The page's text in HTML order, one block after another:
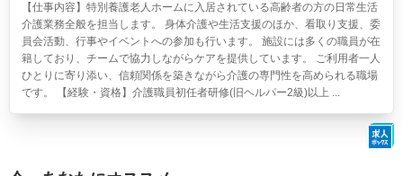
【仕事内容】特別養護老人ホームに入居されている高齢者の方の日常生活
介護業務全般を担当します。 身体介護や生活支援のほか、看取り支援、委
員会活動、行事やイベントへの参加も行います。 施設には多くの職員が在
籍しており、チームで協力しながらケアを提供しています。 ご利用者一人
ひとりに寄り添い、信頼関係を築きながら介護の専門性を高められる職場
です。 【経験・資格】介護職員初任者研修(旧ヘルパー2級)以上 ...